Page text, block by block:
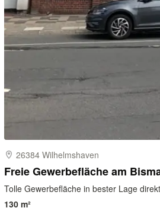
26384 Wilhelmshaven
Freie Gewerbefläche am
Tolle Gewerbefläche in bester Lage
130 m²